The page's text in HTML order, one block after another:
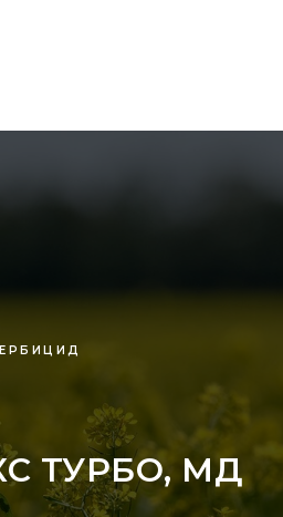
ТУРБО, МД